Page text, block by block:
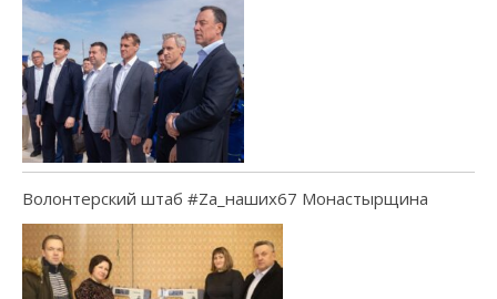
Волонтерский штаб #Za_наших67 Монастырщина